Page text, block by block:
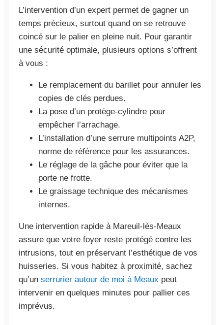
L’intervention d’un expert permet de gagner un
temps précieux, surtout quand on se retrouve
coincé sur le palier en pleine nuit. Pour garantir
une sécurité optimale, plusieurs options s’offrent
à vous :
Le remplacement du barillet pour annuler les
copies de clés perdues.
La pose d’un protège-cylindre pour
empêcher l’arrachage.
L’installation d’une serrure multipoints A2P,
norme de référence pour les assurances.
Le réglage de la gâche pour éviter que la
porte ne frotte.
Le graissage technique des mécanismes
internes.
Une intervention rapide à Mareuil-lès-Meaux
assure que votre foyer reste protégé contre les
intrusions, tout en préservant l’esthétique de vos
huisseries. Si vous habitez à proximité, sachez
qu’un serrurier autour de moi à Meaux peut
intervenir en quelques minutes pour pallier ces
imprévus.